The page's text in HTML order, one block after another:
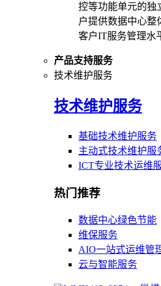
控等功能单元的独
户提供数据中心整
客户IT服务管理水
产品支持服务
技术维护服务
技术维护服务
基础技术维护服务
主动式技术维护服
ICT专业技术运维
热门推荐
数据中心绿色节能
维保服务
AIO一站式运维管
云与智能服务